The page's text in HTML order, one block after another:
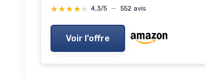
★★★★★
★★★★★ 4,3/5 — 552 avis
Voir l'offre